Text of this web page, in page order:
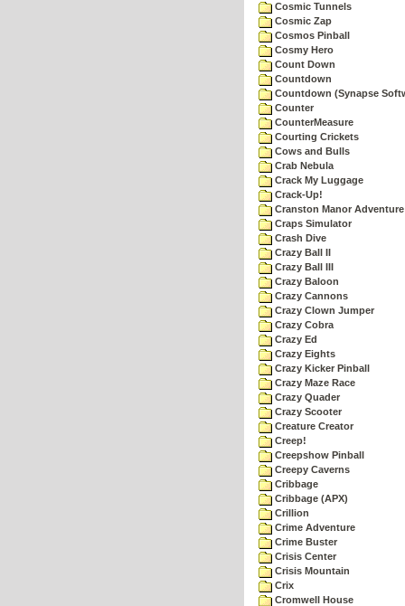
Cosmic Tunnels
Cosmic Zap
Cosmos Pinball
Cosmy Hero
Count Down
Countdown
Countdown (Synapse
Counter
CounterMeasure
Courting Crickets
Cows and Bulls
Crab Nebula
Crack My Luggage
Crack-Up!
Cranston Manor Adventure
Craps Simulator
Crash Dive
Crazy Ball II
Crazy Ball III
Crazy Baloon
Crazy Cannons
Crazy Clown Jumper
Crazy Cobra
Crazy Ed
Crazy Eights
Crazy Kicker Pinball
Crazy Maze Race
Crazy Quader
Crazy Scooter
Creature Creator
Creep!
Creepshow Pinball
Creepy Caverns
Cribbage
Cribbage (APX)
Crillion
Crime Adventure
Crime Buster
Crisis Center
Crisis Mountain
Crix
Cromwell House